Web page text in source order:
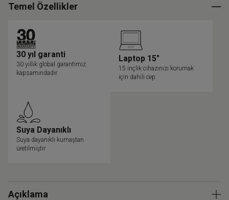
Temel Özellikler
30 yıl garanti
30 yıllık global garantimiz
kapsamındadır
Laptop 15"
15 inçlik cihazınızı korumak
için dahili cep
Suya Dayanıklı
Suya dayanıklı kumaştan
üretilmiştir
Açıklama